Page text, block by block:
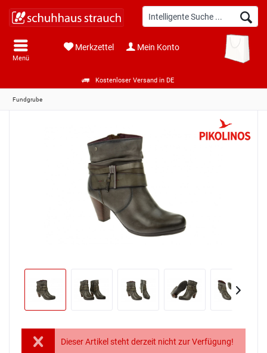
Kostenloser Versand in DE
Menü
Merkzettel Mein Konto
Fundgrube
Dieser Artikel steht derzeit nicht zur Verfügung!